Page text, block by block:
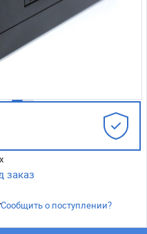
заказ
Сообщить о поступлении?